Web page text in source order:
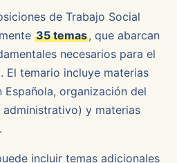
de Trabajo Social
35 temas, que abarcan
necesarios para el
El temario incluye materias
organización del
y materias
incluir temas adicionales